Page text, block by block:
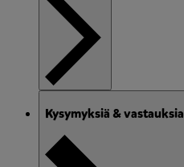
Kysymyksiä & vastauksia